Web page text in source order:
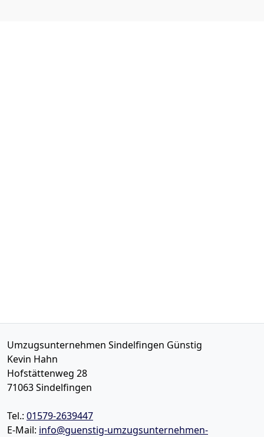
Umzugsunternehmen Sindelfingen Günstig
Kevin Hahn
Hofstättenweg 28
71063Sindelfingen
Tel.: 01579-2639447
E-Mail: info@guenstig-umzugsunternehmen-